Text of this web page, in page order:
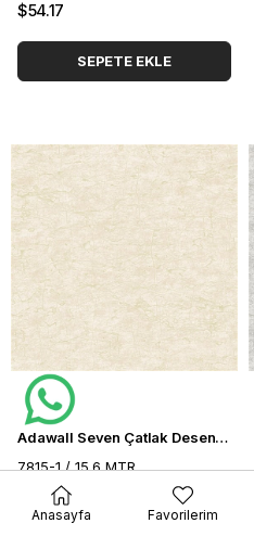
$54.17
SEPETE EKLE
Adawall Seven Çatlak Desenli Duvar Kağıdı 7815-1
7815-1 / 15.6 MTR
$54.17
Anasayfa Favorilerim